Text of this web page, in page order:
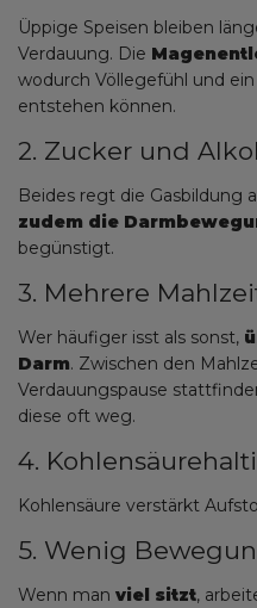
Üppige Speisen bleiben
Verdauung. Die
wodurch Völlegefühl und
entstehen können.
2. Zucker und
Beides regt die Gasbildung
zudem die
begünstigt.
3. Mehrere
Wer häufiger isst als sonst,
Darm. Zwischen den
Verdauungspause
diese oft weg.
4.
Kohlensäure verstärkt
5. Wenig
Wenn man viel sitzt,